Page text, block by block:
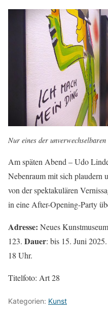
Nur eines der
Am späten Abend – Udo
Nebenraum mit sich plaudern
von der spektakulären
in eine After-Opening-Party
Adresse: Neues
123. Dauer: bis 15. Juni 2025.
18 Uhr.
Titelfoto: Art 28
Kategorien: Kunst